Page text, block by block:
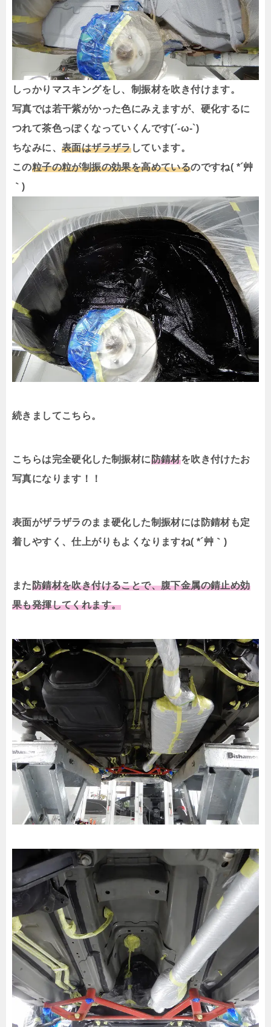
しっかりマスキングをし、制振材を吹き付けます。
写真では若干紫がかった色にみえますが、硬化するに
つれて茶色っぽくなっていくんです(´-ω-`)
ちなみに、 表面はザラザラしています。
この粒子の粒が制振の効果を高めているのですね( *´艸
｀)
続きましてこちら。
こちらは完全硬化した制振材に防錆材を吹き付けたお
写真になります！！
表面がザラザラのまま硬化した制振材には防錆材も定
着しやすく、仕上がりもよくなりますね( *´艸｀)
また防錆材を吹き付けることで、腹下金属の錆止め効
果も発揮してくれます。